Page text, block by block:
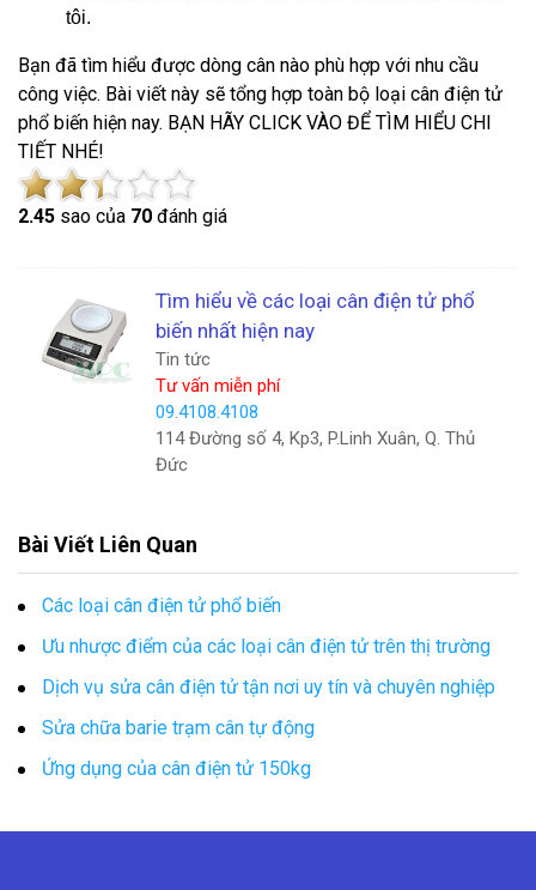
tôi.
Bạn đã tìm hiểu được dòng cân nào phù hợp với nhu cầu
công việc. Bài viết này sẽ tổng hợp toàn bộ loại cân điện tử
phổ biến hiện nay. BẠN HÃY CLICK VÀO ĐỂ TÌM HIỂU CHI
TIẾT NHÉ!
2.45 sao của 70 đánh giá
Tìm hiểu về các loại cân điện tử phổ
biến nhất hiện nay
Tin tức
Tư vấn miễn phí
09.4108.4108
114 Đường số 4, Kp3, P.Linh Xuân, Q. Thủ
Đức
Bài Viết Liên Quan
Các loại cân điện tử phổ biến
Ưu nhược điểm của các loại cân điện tử trên thị trường
Dịch vụ sửa cân điện tử tận nơi uy tín và chuyên nghiệp
Sửa chữa barie trạm cân tự động
Ứng dụng của cân điện tử 150kg